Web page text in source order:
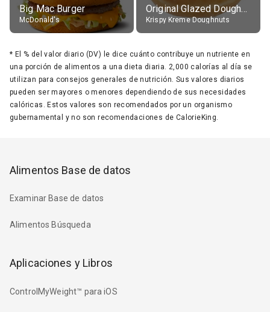
Big Mac Burger
McDonald's
Original Glazed Doughnut
Krispy Kreme Doughnuts
* El % del valor diario (DV) le dice cuánto contribuye un nutriente en
una porción de alimentos a una dieta diaria. 2,000 calorías al día se
utilizan para consejos generales de nutrición. Sus valores diarios
pueden ser mayores o menores dependiendo de sus necesidades
calóricas. Estos valores son recomendados por un organismo
gubernamental y no son recomendaciones de CalorieKing.
Alimentos Base de datos
Examinar Base de datos
Alimentos Búsqueda
Aplicaciones y Libros
ControlMyWeight™ para iOS